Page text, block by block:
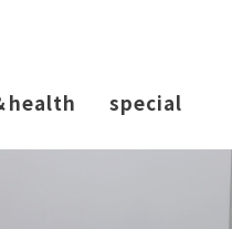
health special